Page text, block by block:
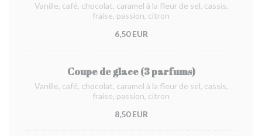
Vanille, café, chocolat, caramel à la fleur de sel, cassis,
fraise, passion, citron
6,50 EUR
Coupe de glace (3 parfums)
Vanille, café, chocolat, caramel à la fleur de sel, cassis,
fraise, passion, citron
8,50 EUR